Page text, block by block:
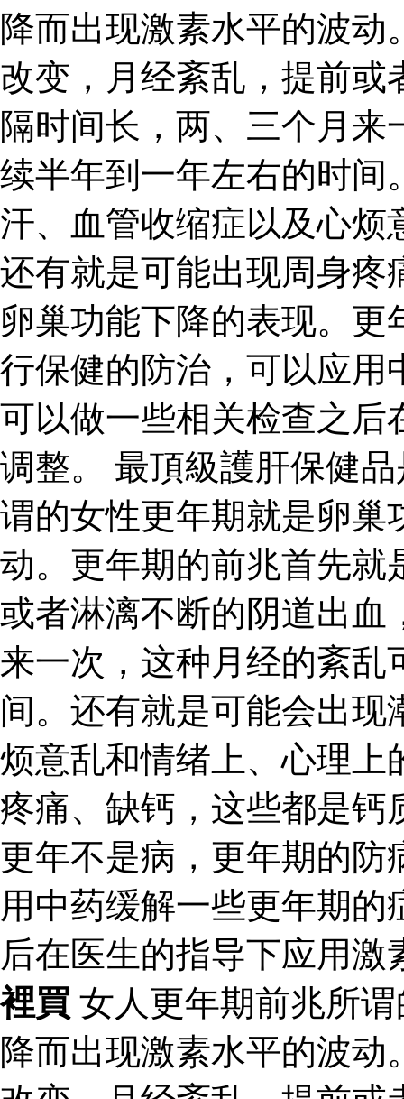
降而出现激素水平的波
改变，月经紊乱，提前或
隔时间长，两、三个月
续半年到一年左右的时间
汗、血管收缩症以及心烦
还有就是可能出现周身疼
卵巢功能下降的表现。
行保健的防治，可以应用
可以做一些相关检查之后
调整。 最頂級護肝保健
谓的女性更年期就是卵巢
动。更年期的前兆首先就
或者淋漓不断的阴道出血
来一次，这种月经的紊乱
间。还有就是可能会出
烦意乱和情绪上、心理上
疼痛、缺钙，这些都是钙
更年不是病，更年期的防
用中药缓解一些更年期
后在医生的指导下应用
裡買 女人更年期前兆所
降而出现激素水平的波